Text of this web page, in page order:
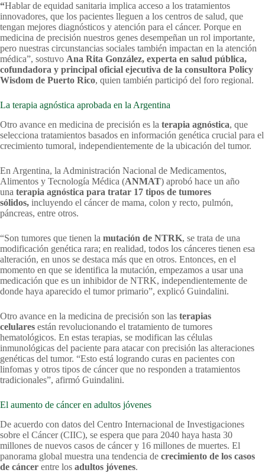
“Hablar de equidad sanitaria implica acceso a los tratamientos
innovadores, que los pacientes lleguen a los centros de salud, que
tengan mejores diagnósticos y atención para el cáncer. Porque en
medicina de precisión nuestros genes desempeñan un rol importante,
pero nuestras circunstancias sociales también impactan en la atención
médica”, sostuvo Ana Rita González, experta en salud pública,
cofundadora y principal oficial ejecutiva de la consultora Policy
Wisdom de Puerto Rico, quien también participó del foro regional.
La terapia agnóstica aprobada en la Argentina
Otro avance en medicina de precisión es la terapia agnóstica, que
selecciona tratamientos basados en información genética crucial para el
crecimiento tumoral, independientemente de la ubicación del tumor.
En Argentina, la Administración Nacional de Medicamentos,
Alimentos y Tecnología Médica (ANMAT) aprobó hace un año
una terapia agnóstica para tratar 17 tipos de tumores
sólidos, incluyendo el cáncer de mama, colon y recto, pulmón,
páncreas, entre otros.
“Son tumores que tienen la mutación de NTRK, se trata de una
modificación genética rara; en realidad, todos los cánceres tienen esa
alteración, en unos se destaca más que en otros. Entonces, en el
momento en que se identifica la mutación, empezamos a usar una
medicación que es un inhibidor de NTRK, independientemente de
donde haya aparecido el tumor primario”, explicó Guindalini.
Otro avance en la medicina de precisión son las terapias
celulares están revolucionando el tratamiento de tumores
hematológicos. En estas terapias, se modifican las células
inmunológicas del paciente para atacar con precisión las alteraciones
genéticas del tumor. “Esto está logrando curas en pacientes con
linfomas y otros tipos de cáncer que no responden a tratamientos
tradicionales”, afirmó Guindalini.
El aumento de cáncer en adultos jóvenes
De acuerdo con datos del Centro Internacional de Investigaciones
sobre el Cáncer (CIIC), se espera que para 2040 haya hasta 30
millones de nuevos casos de cáncer y 16 millones de muertes. El
panorama global muestra una tendencia de crecimiento de los casos
de cáncer entre los adultos jóvenes.